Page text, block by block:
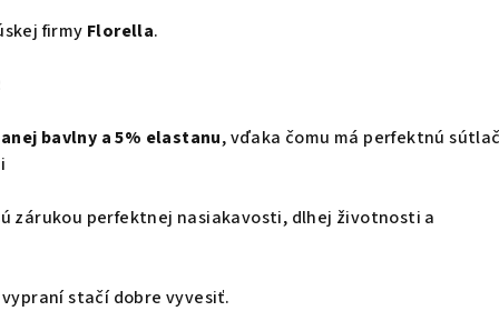
firmy Florella.
bavlny a 5% elastanu, vďaka čomu má perfektnú
perfektnej nasiakavosti, dlhej životnosti a
stačí dobre vyvesiť.